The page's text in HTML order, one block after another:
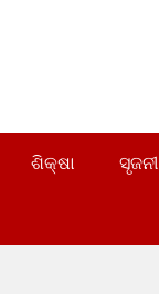
ଶିକ୍ଷା ସୃଜନୀ